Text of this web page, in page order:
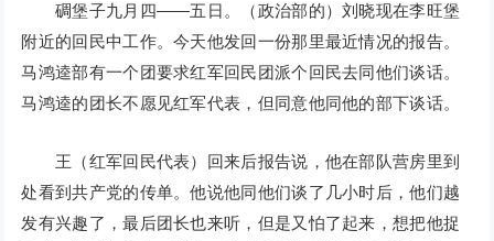
碉堡子九月四——五日。（政治部的）刘晓现在李旺堡
附近的回民中工作。今天他发回一份那里最近情况的报告。
马鸿逵部有一个团要求红军回民团派个回民去同他们谈话。
马鸿逵的团长不愿见红军代表，但同意他同他的部下谈话。
王（红军回民代表）回来后报告说，他在部队营房里到
处看到共产党的传单。他说他同他们谈了几小时后，他们越
发有兴趣了，最后团长也来听，但是又怕了起来，想把他捉